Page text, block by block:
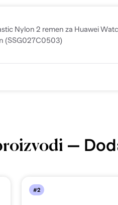
Nylon 2 remen za Huawei
(SSG027C0503)
—
#2